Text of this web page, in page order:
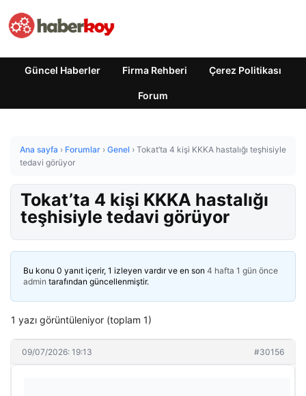
Güncel Haberler Firma Rehberi Çerez Politikası
Forum
Ana sayfa › Forumlar › Genel › Tokat’ta 4 kişi KKKA hastalığı teşhisiyle
tedavi görüyor
Tokat’ta 4 kişi KKKA hastalığı
teşhisiyle tedavi görüyor
Bu konu 0 yanıt içerir, 1 izleyen vardır ve en son 4 hafta 1 gün önce
admin tarafından güncellenmiştir.
1 yazı görüntüleniyor (toplam 1)
09/07/2026: 19:13 #30156